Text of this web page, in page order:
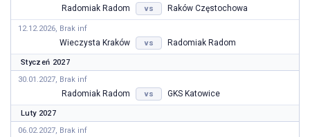
Radomiak Radom vs Raków Częstochowa
12.12.2026, Brak inf
Wieczysta Kraków vs Radomiak Radom
Styczeń 2027
30.01.2027, Brak inf
Radomiak Radom vs GKS Katowice
Luty 2027
06.02.2027, Brak inf